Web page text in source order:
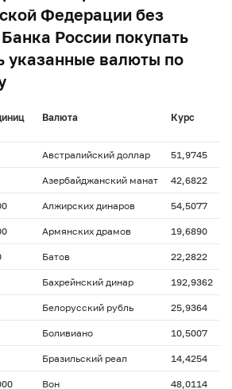
Федерации без
России покупать
указанные валюты по
Валюта Курс
Австралийский доллар 51,9745
Азербайджанский манат 42,6822
Алжирских динаров 54,5077
Армянских драмов 19,6890
Батов 22,2822
Бахрейнский динар 192,9362
Белорусский рубль 25,9364
Боливиано 10,5007
Бразильский реал 14,4254
Вон 48,0114